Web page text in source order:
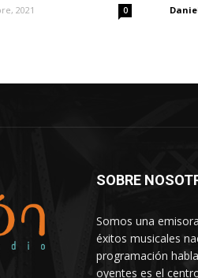
2021 0
SOBRE
Somos una
éxitos musicales
programación
oyentes es el